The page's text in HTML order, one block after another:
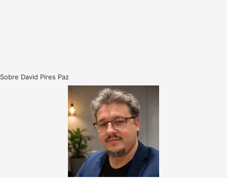
Sobre David Pires Paz